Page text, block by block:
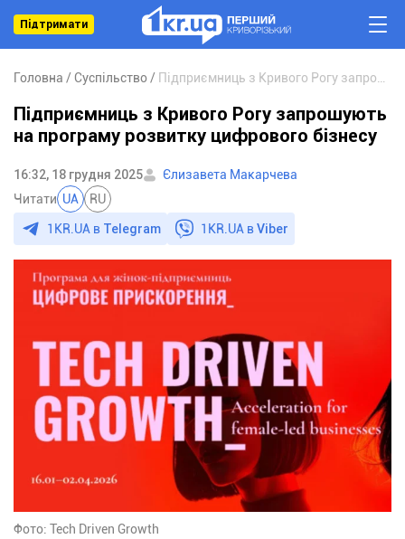
Підтримати
Головна Суспільство
Підприємниць з Кривого Рогу запрошують
на програму розвитку цифрового бізнесу
16:32, 18 грудня 2025
Єлизавета Макарчева
Читати UA RU
1KR.UA в Telegram 1KR.UA вViber
Фото: Tech Driven Growth